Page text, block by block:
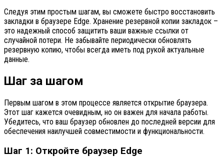
Следуя этим простым шагам, вы сможете быстро восстановить
закладки в браузере Edge. Хранение резервной копии закладок –
это надежный способ защитить ваши важные ссылки от
случайной потери. Не забывайте периодически обновлять
резервную копию, чтобы всегда иметь под рукой актуальные
данные.
Шаг за шагом
Первым шагом в этом процессе является открытие браузера.
Этот шаг кажется очевидным, но он важен для начала работы.
Убедитесь, что ваш браузер обновлен до последней версии для
обеспечения наилучшей совместимости и функциональности.
Шаг 1: Откройте браузер Edge